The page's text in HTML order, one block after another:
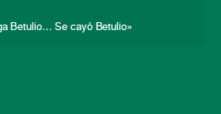
Betulio… Se cayó Betulio»